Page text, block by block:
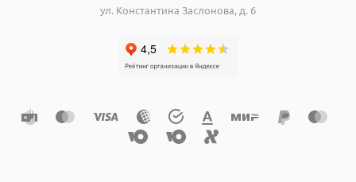
ул. Константина Заслонова, д. 6